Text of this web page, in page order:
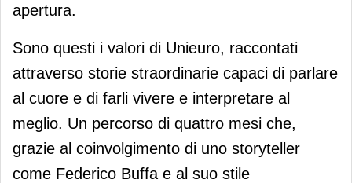
apertura.
Sono questi i valori di Unieuro, raccontati
attraverso storie straordinarie capaci di parlare
al cuore e di farli vivere e interpretare al
meglio. Un percorso di quattro mesi che,
grazie al coinvolgimento di uno storyteller
come Federico Buffa e al suo stile